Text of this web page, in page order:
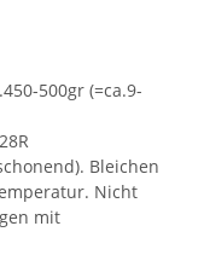
500gr (=ca.9-
Bleichen
Nicht
mit